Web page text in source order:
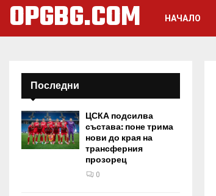
OPGBG.COM НАЧАЛО
Последни
ЦСКА подсилва
състава: поне трима
нови до края на
трансферния
прозорец
0